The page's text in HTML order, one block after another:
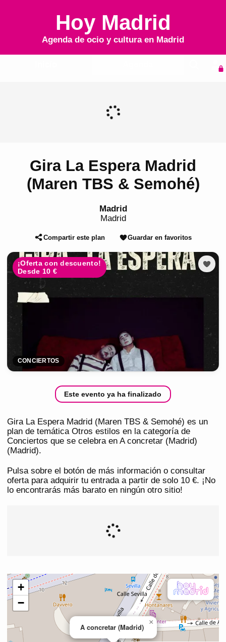
Hoy Madrid
Agenda de ocio y cultura en Madrid
Gira La Espera Madrid
(Maren TBS & Semohé)
Madrid
Madrid
Compartir este plan Guardar en favoritos
¡Oferta con descuento!
Desde 10 €
CONCIERTOS
Este evento ya ha finalizado
Gira La Espera Madrid (Maren TBS & Semohé) es un
plan de temática Otros estilos en la categoría de
Conciertos que se celebra en A concretar (Madrid)
(Madrid).
Pulsa sobre el botón de más información o consultar
oferta para adquirir tu entrada a partir de solo 10 €. ¡No
lo encontrarás más barato en ningún otro sitio!